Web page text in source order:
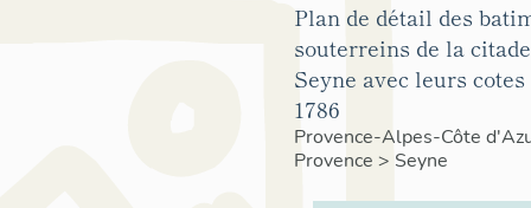
Plan de détail des
souterreins de la
Seyne avec leurs
1786
Provence-Alpes-Côte
Provence > Seyne